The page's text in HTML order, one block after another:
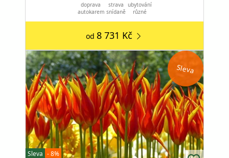
doprava
autokarem
strava
snídaně
ubytování
různé
od 8 731 Kč
Sleva
Sleva - 8%